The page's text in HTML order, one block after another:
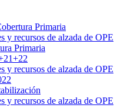
Primaria
y recursos de alzada de OPE
Primaria
y recursos de alzada de OPE
y recursos de alzada de OPE